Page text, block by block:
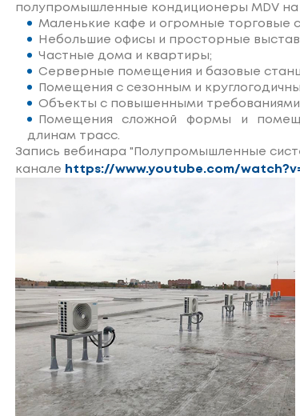
полупромышленные кондиционеры MDV на
Маленькие кафе и огромные торговые
Небольшие офисы и просторные
Частные дома и квартиры;
Серверные помещения и базовые
Помещения с сезонным и
Объекты с повышенными требованиями
Помещения сложной формы и
длинам трасс.
Запись вебинара "Полупромышленные
канале https://www.youtube.com/